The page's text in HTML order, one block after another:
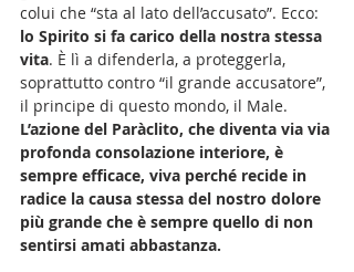
colui che “sta al lato dell’accusato”. Ecco:
lo Spirito si fa carico della nostra stessa
vita. È lì a difenderla, a proteggerla,
soprattutto contro “il grande accusatore”,
il principe di questo mondo, il Male.
L’azione del Paràclito, che diventa via via
profonda consolazione interiore, è
sempre efficace, viva perché recide in
radice la causa stessa del nostro dolore
più grande che è sempre quello di non
sentirsi amati abbastanza.